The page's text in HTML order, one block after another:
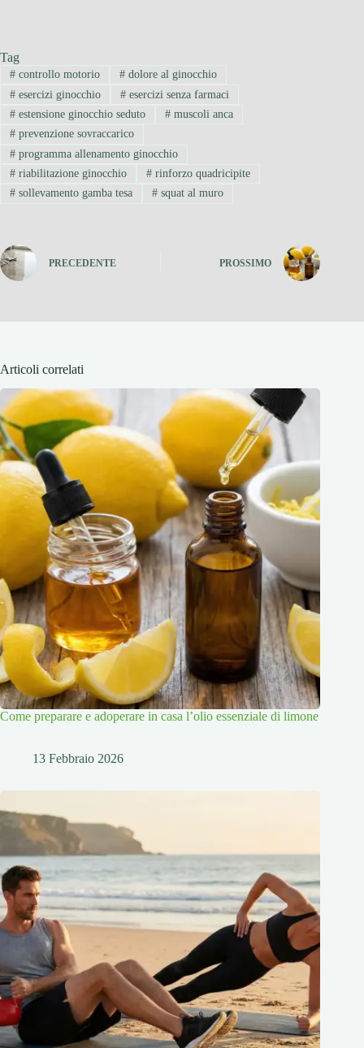
Tag
#controllo motorio #dolore al ginocchio
#esercizi ginocchio #esercizi senza farmaci
#estensione ginocchio seduto #muscoli anca
#prevenzione sovraccarico
#programma allenamento ginocchio
#riabilitazione ginocchio #rinforzo quadricipite
#sollevamento gamba tesa #squat al muro
PRECEDENTE PROSSIMO
Articoli correlati
Come preparare e adoperare in casa l’olio essenziale di limone
13 Febbraio 2026